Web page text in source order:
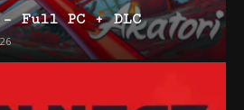
Full PC + DLC